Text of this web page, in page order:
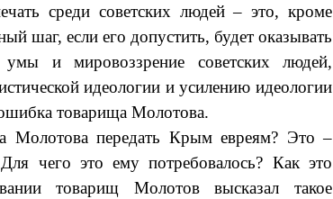
среди советских людей – это, кроме
шаг, если его допустить, будет оказывать
умы и мировоззрение советских людей,
идеологии и усилению идеологии
товарища Молотова.
Молотова передать Крым евреям? Это –
чего это ему потребовалось? Как это
товарищ Молотов высказал такое